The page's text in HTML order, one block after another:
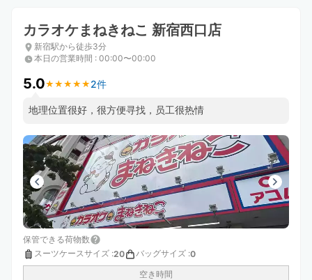
カラオケまねきねこ 新宿西口店
新宿駅から徒歩3分
本日の営業時間 : 00:00〜00:00
5.0★ ★ ★ ★ ★
★ ★ ★ ★ ★ 2件
地理位置很好，很方便寻找，员工很热情
保管できる荷物数
スーツケースサイズ :20 バッグサイズ :0
空き時間